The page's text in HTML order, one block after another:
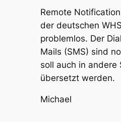
Remote
der deutschen
problemlos. Der
Mails (SMS) sind
soll auch in andere
übersetzt werden.
Michael